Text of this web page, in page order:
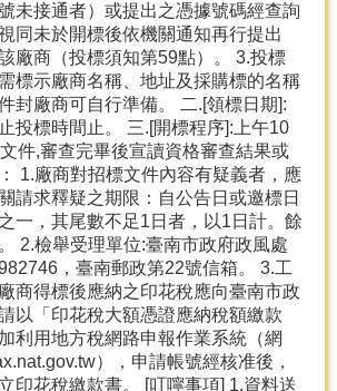
未接通者）或提出之憑據號碼經查詢
同未於開標後依機關通知再行提出
廠商（投標須知第59點）。 3.投標
標示廠商名稱、地址及採購標的名稱
封廠商可自行準備。 二.[領標日期]:
投標時間止。 三.[開標程序]:上午10
件,審查完畢後宣讀資格審查結果或
1.廠商對招標文件內容有疑義者，應
請求釋疑之期限：自公告日或邀標日
一，其尾數不足1日者，以1日計。餘
2.檢舉受理單位:臺南市政府政風處
，臺南郵政第22號信箱。 3.工
商得標後應納之印花稅應向臺南市政
以「印花稅大額憑證應納稅額繳款
利用地方稅網路申報作業系統（網
），申請帳號經核准後，
印花稅繳款書。 [叮嚀事項] 1.資料送